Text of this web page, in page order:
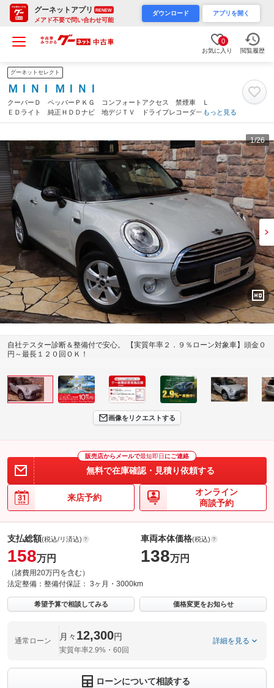
グーネットアプリ RENEW
メアド不要で問い合わせ可能
ダウンロード アプリを開く
0
お気に入り 閲覧履歴
グーネットセレクト
ＭＩＮＩ ＭＩＮＩ
クーパーＤ ペッパーＰＫＧ コンフォートアクセス 禁煙車 Ｌ
ＥＤライト 純正ＨＤＤナビ 地デジＴＶ ドライブレコーダー
バックカメラ（兵庫県）
もっと見る
1/26
自社テスター診断＆整備付で安心。 【実質年率２．９％ローン対象車】頭金０
円～最長１２０回ＯＫ！
画像をリクエストする
販売店からメールで最短即日 にご連絡
無料で在庫確認・見積り依頼する
来店予約
オンライン
商談予約
支払総額(税込/リ済込)
158万円
（諸費用20万円を含む）
車両本体価格(税込)
138万円
法定整備： 整備付保証： 3ヶ月・3000km
希望予算で相談してみる 価格変更をお知らせ
通常ローン 月々 12,300円
実質年率2.9%・60回
詳細を見る
ローンについて相談する